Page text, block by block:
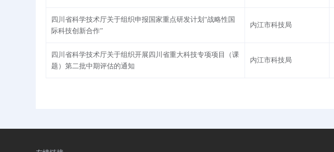
四川省科学技术厅关于组织申报国家重点研发计划“战略性国
际科技创新合作”
内江市科技局
四川省科学技术厅关于组织开展四川省重大科技专项项目（课
题）第二批中期评估的通知
内江市科技局